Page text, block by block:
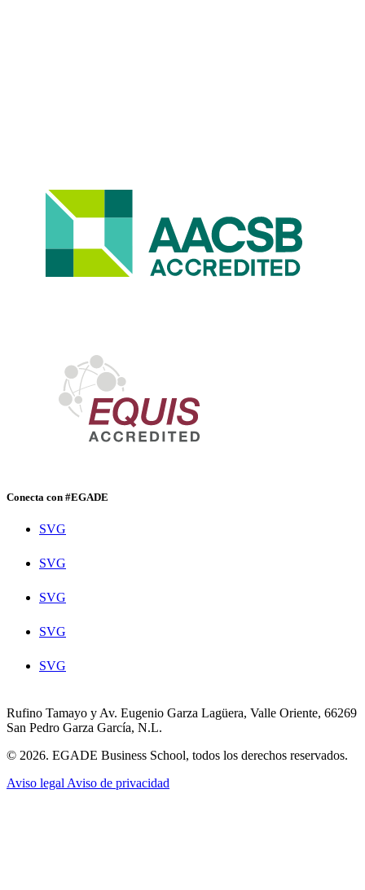
Conecta con #EGADE
SVG
SVG
SVG
SVG
SVG
Rufino Tamayo y Av. Eugenio Garza Lagüera, Valle Oriente, 66269
San Pedro Garza García, N.L.
© 2026. EGADE Business School, todos los derechos reservados.
Aviso legal Aviso de privacidad